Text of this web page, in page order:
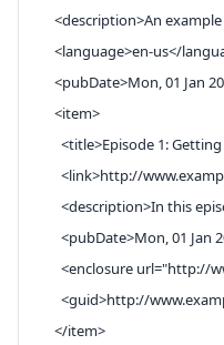
    <
description>An
    <
language>en-us</
    <
pubDate>Mon, 01 Jan
    <
item>
      <
title>Episode 1:
      <
link>http://
      <
description>In this
      <
pubDate>Mon, 01 Jan
      <
enclosure url="http://
      <
guid>http://
    </
item>